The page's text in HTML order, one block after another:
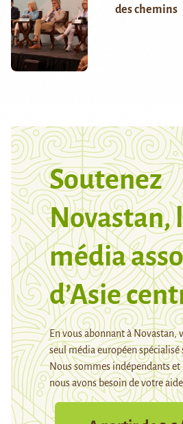
des chemins
Soutenez
Novastan,
média
d’Asie
En vous abonnant à Novastan,
seul média européen spécialisé
Nous sommes indépendants et
nous avons besoin de votre